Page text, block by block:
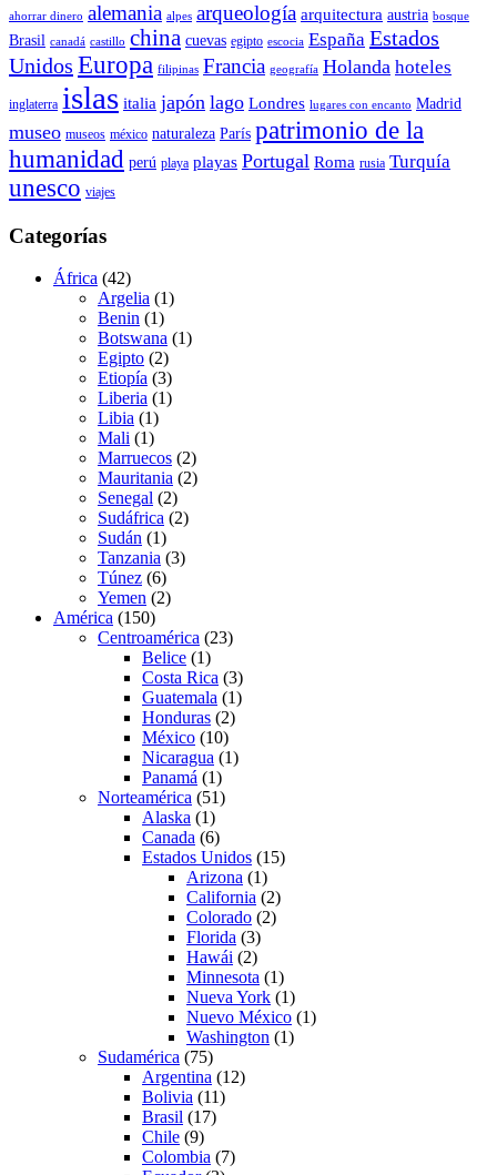
ahorrar dinero alemania alpes arqueología arquitectura austria bosque
Brasil canadá castillo china cuevas egipto escocia España Estados
Unidos Europa filipinas Francia geografía Holanda hoteles
inglaterra islas italia japón lago Londres lugares con encanto Madrid
museo museos méxico naturaleza París patrimonio de la
humanidad perú playa playas Portugal Roma rusia Turquía
unesco viajes
Categorías
África (42)
Argelia (1)
Benin (1)
Botswana (1)
Egipto (2)
Etiopía (3)
Liberia (1)
Libia (1)
Mali (1)
Marruecos (2)
Mauritania (2)
Senegal (2)
Sudáfrica (2)
Sudán (1)
Tanzania (3)
Túnez (6)
Yemen (2)
América (150)
Centroamérica (23)
Belice (1)
Costa Rica (3)
Guatemala (1)
Honduras (2)
México (10)
Nicaragua (1)
Panamá (1)
Norteamérica (51)
Alaska (1)
Canada (6)
Estados Unidos (15)
Arizona (1)
California (2)
Colorado (2)
Florida (3)
Hawái (2)
Minnesota (1)
Nueva York (1)
Nuevo México (1)
Washington (1)
Sudamérica (75)
Argentina (12)
Bolivia (11)
Brasil (17)
Chile (9)
Colombia (7)